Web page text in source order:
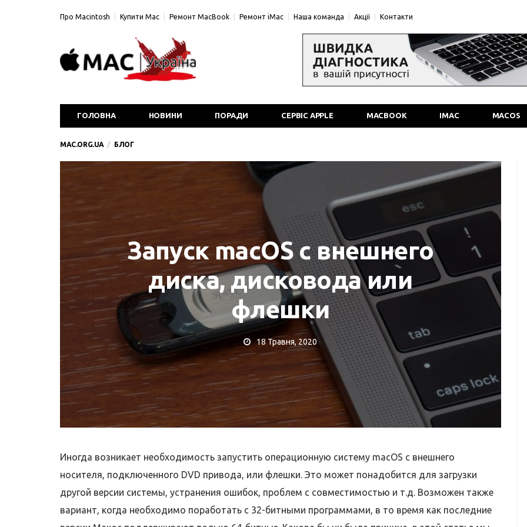
Про Macintosh Купити Mac Ремонт MacBook Ремонт iMac Наша команда Акції Контакти
ГОЛОВНА НОВИНИ ПОРАДИ СЕРВІС APPLE MACBOOK IMAC MACOS
MAC.ORG.UA БЛОГ
Запуск macOS с внешнего
диска, дисковода или
флешки
18 Травня, 2020
Иногда возникает необходимость запустить операционную систему macOS с внешнего
носителя, подключенного DVD привода, или флешки. Это может понадобится для загрузки
другой версии системы, устранения ошибок, проблем с совместимостью и т.д. Возможен также
вариант, когда необходимо поработать с 32-битными программами, в то время как последние
РЕМОНТ MACBOOK
Ремонт MacBook
СЕРВІСНИЙ ЦЕНТР APPLE
Відновлення даних з
жорсткого диску,
флешки, SD